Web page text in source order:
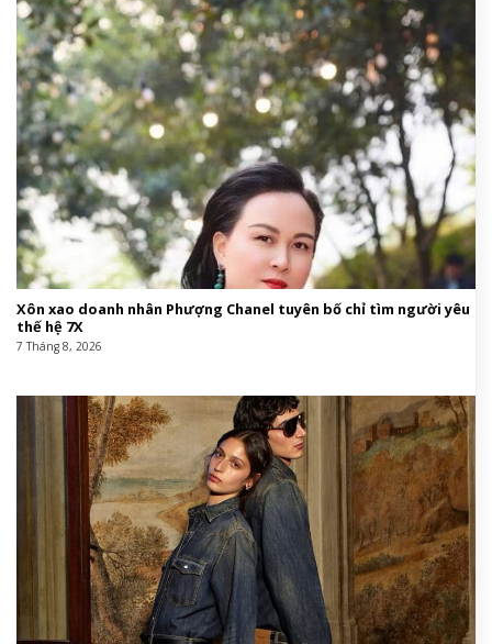
Xôn xao doanh nhân Phượng Chanel tuyên bố chỉ tìm người yêu
thế hệ 7X
7 Tháng 8, 2026